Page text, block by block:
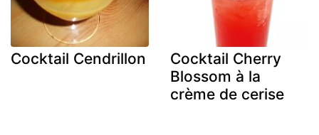
Cocktail Cendrillon
Cocktail Cherry
Blossom à la
crème de cerise